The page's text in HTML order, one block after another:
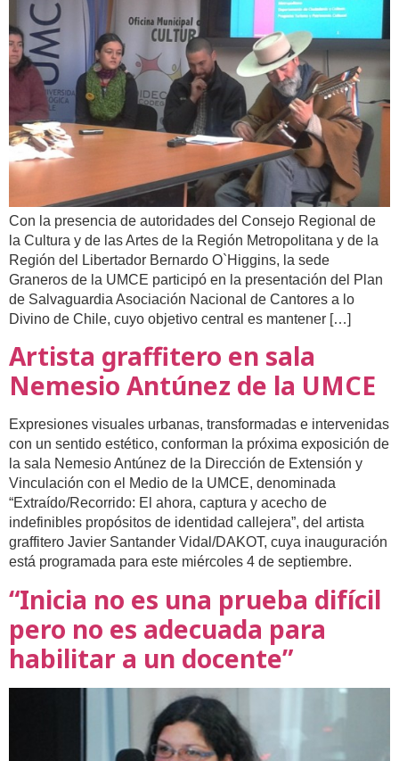
Con la presencia de autoridades del Consejo Regional de
la Cultura y de las Artes de la Región Metropolitana y de la
Región del Libertador Bernardo O`Higgins, la sede
Graneros de la UMCE participó en la presentación del Plan
de Salvaguardia Asociación Nacional de Cantores a lo
Divino de Chile, cuyo objetivo central es mantener […]
Artista graffitero en sala
Nemesio Antúnez de la UMCE
Expresiones visuales urbanas, transformadas e intervenidas
con un sentido estético, conforman la próxima exposición de
la sala Nemesio Antúnez de la Dirección de Extensión y
Vinculación con el Medio de la UMCE, denominada
“Extraído/Recorrido: El ahora, captura y acecho de
indefinibles propósitos de identidad callejera”, del artista
graffitero Javier Santander Vidal/DAKOT, cuya inauguración
está programada para este miércoles 4 de septiembre.
“Inicia no es una prueba difícil
pero no es adecuada para
habilitar a un docente”